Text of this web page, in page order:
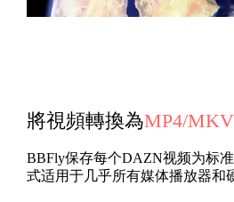
將視頻轉換為MP4/
BBFly保存每个DAZN视频为标
式适用于几乎所有媒体播放器和